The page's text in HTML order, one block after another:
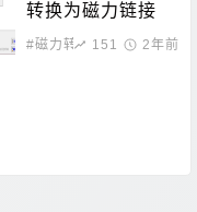
转换为磁力链接
#磁力转换 151 2年前